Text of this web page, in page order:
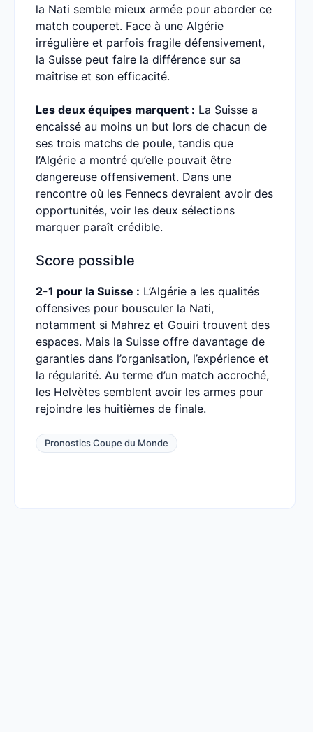
la Nati semble mieux armée pour aborder ce
match couperet. Face à une Algérie
irrégulière et parfois fragile défensivement,
la Suisse peut faire la différence sur sa
maîtrise et son efficacité.
Les deux équipes marquent : La Suisse a
encaissé au moins un but lors de chacun de
ses trois matchs de poule, tandis que
l’Algérie a montré qu’elle pouvait être
dangereuse offensivement. Dans une
rencontre où les Fennecs devraient avoir des
opportunités, voir les deux sélections
marquer paraît crédible.
Score possible
2-1 pour la Suisse : L’Algérie a les qualités
offensives pour bousculer la Nati,
notamment si Mahrez et Gouiri trouvent des
espaces. Mais la Suisse offre davantage de
garanties dans l’organisation, l’expérience et
la régularité. Au terme d’un match accroché,
les Helvètes semblent avoir les armes pour
rejoindre les huitièmes de finale.
Pronostics Coupe du Monde